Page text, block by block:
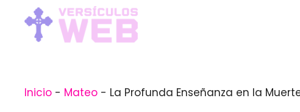
content
Inicio - Mateo - La Profunda Enseñanza en la